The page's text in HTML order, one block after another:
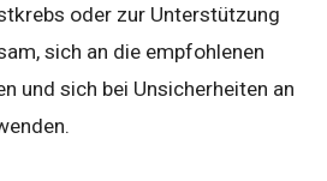
oder zur Unterstützung
sich an die empfohlenen
und sich bei Unsicherheiten an